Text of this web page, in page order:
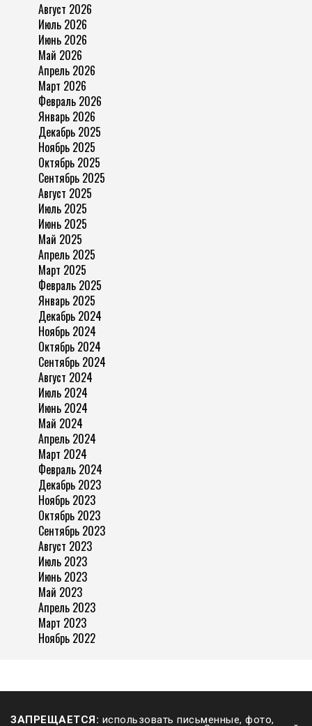
Август 2026
Июль 2026
Июнь 2026
Май 2026
Апрель 2026
Март 2026
Февраль 2026
Январь 2026
Декабрь 2025
Ноябрь 2025
Октябрь 2025
Сентябрь 2025
Август 2025
Июль 2025
Июнь 2025
Май 2025
Апрель 2025
Март 2025
Февраль 2025
Январь 2025
Декабрь 2024
Ноябрь 2024
Октябрь 2024
Сентябрь 2024
Август 2024
Июль 2024
Июнь 2024
Май 2024
Апрель 2024
Март 2024
Февраль 2024
Декабрь 2023
Ноябрь 2023
Октябрь 2023
Сентябрь 2023
Август 2023
Июль 2023
Июнь 2023
Май 2023
Апрель 2023
Март 2023
Ноябрь 2022
ЗАПРЕЩАЕТСЯ: использовать письменные, фото,